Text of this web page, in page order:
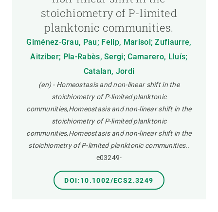
stoichiometry of P-limited
planktonic communities.
Giménez-Grau, Pau; Felip, Marisol; Zufiaurre,
Aitziber; Pla-Rabès, Sergi; Camarero, Lluís;
Catalan, Jordi
(en) - Homeostasis and non-linear shift in the
stoichiometry of P-limited planktonic
communities,Homeostasis and non-linear shift in the
stoichiometry of P-limited planktonic
communities,Homeostasis and non-linear shift in the
stoichiometry of P-limited planktonic communities..
e03249-
DOI:10.1002/ECS2.3249